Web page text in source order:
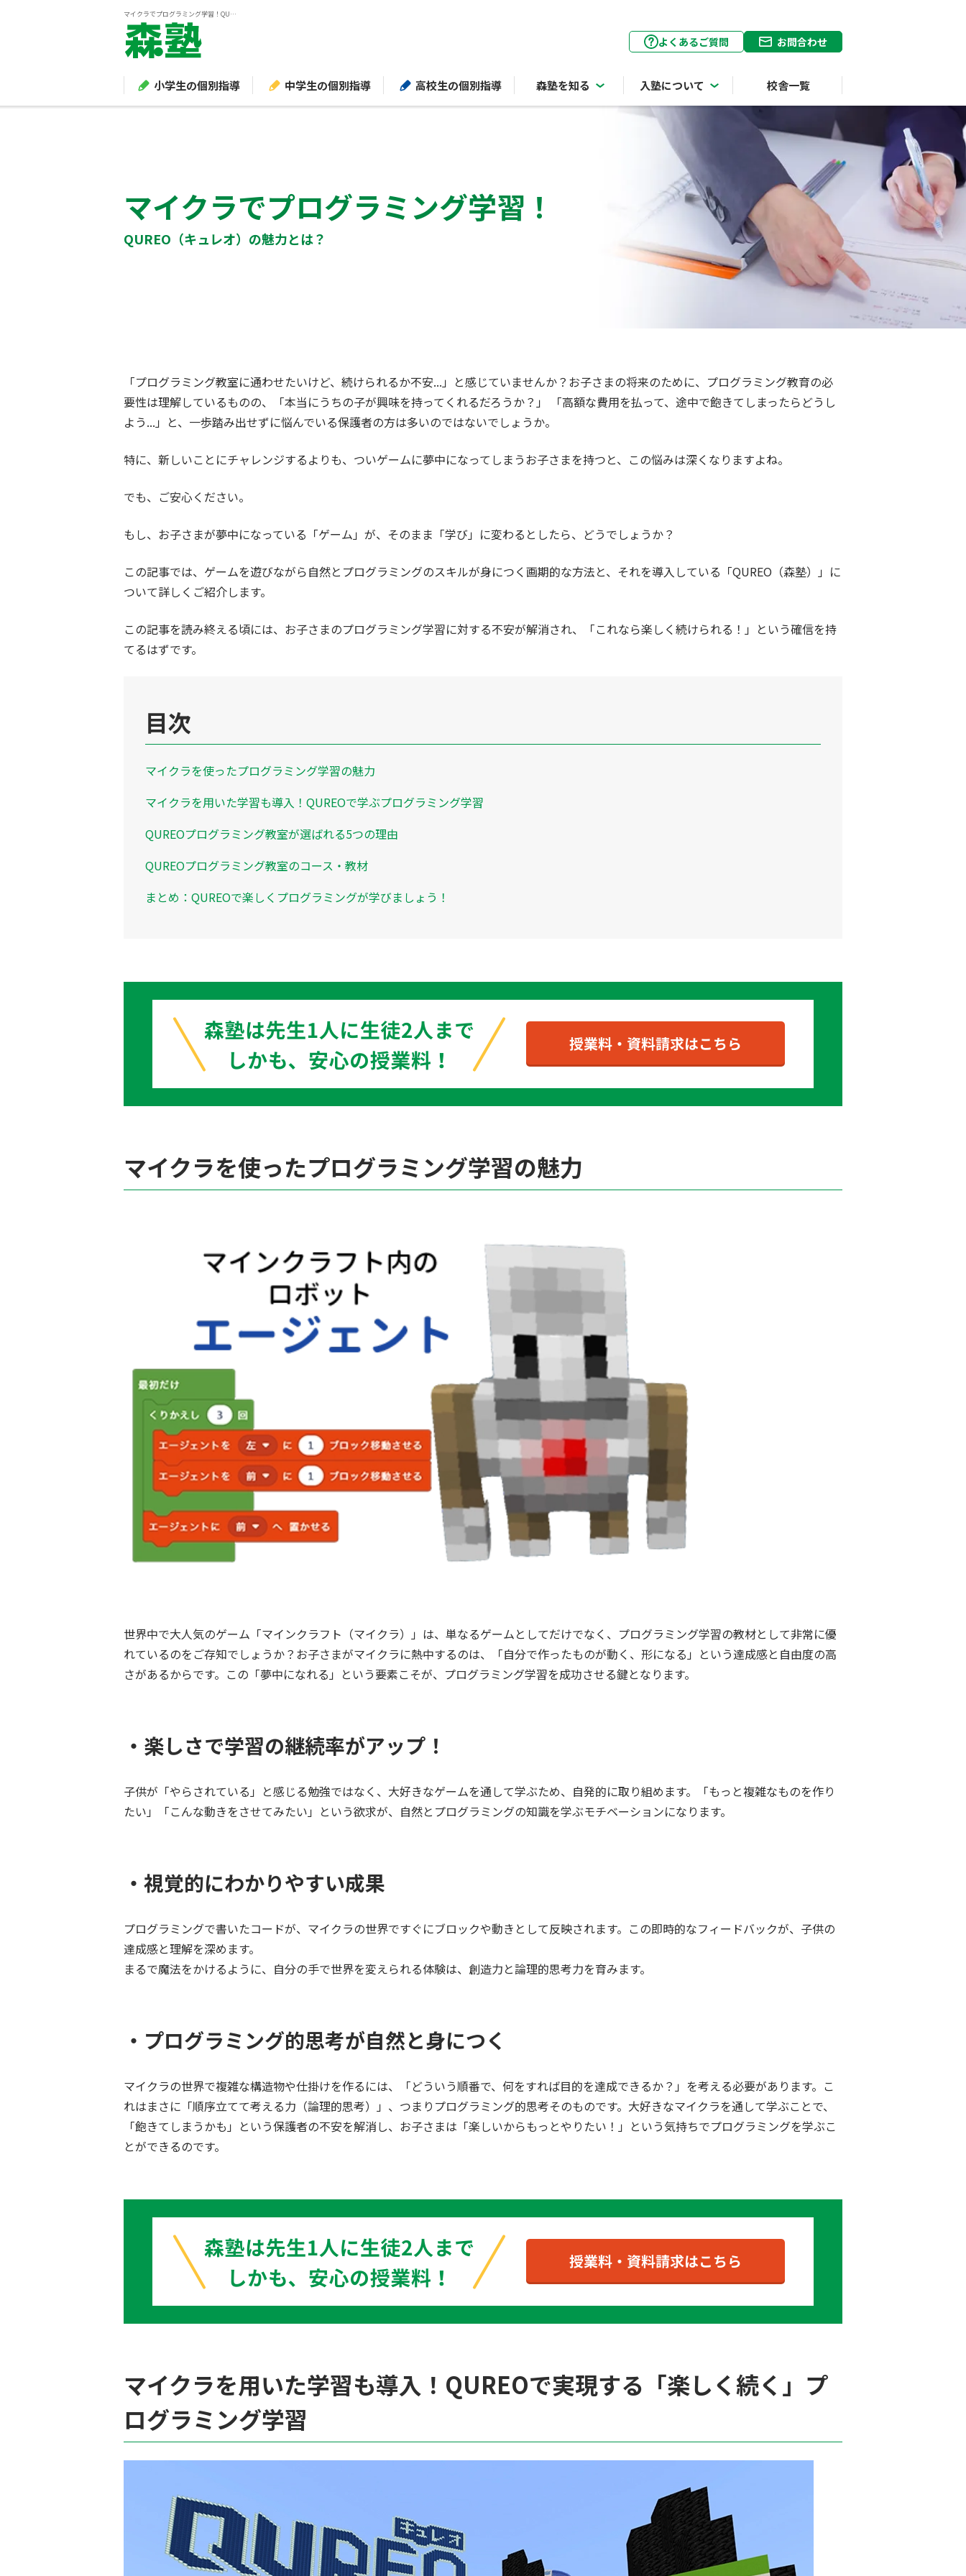
マイクラでプログラミング学習！QUREO（キュレオ）の魅力とは？
小学生の個別指導 中学生の個別指導 高校生の個別指導 森塾を知る 入塾について 校舎一覧
よくあるご質問 お問合わせ
マイクラでプログラミング学習！
QUREO（キュレオ）の魅力とは？
「プログラミング教室に通わせたいけど、続けられるか不安...」と感じていませんか？お子さまの将来のために、プログラミング教育の必
要性は理解しているものの、「本当にうちの子が興味を持ってくれるだろうか？」 「高額な費用を払って、途中で飽きてしまったらどうし
よう... 」と、一歩踏み出せずに悩んでいる保護者の方は多いのではないでしょうか。
特に、新しいことにチャレンジするよりも、ついゲームに夢中になってしまうお子さまを持つと、この悩みは深くなりますよね。
でも、ご安心ください。
もし、お子さまが夢中になっている「ゲーム」が、そのまま「学び」に変わるとしたら、どうでしょうか？
この記事では、ゲームを遊びながら自然とプログラミングのスキルが身につく画期的な方法と、それを導入している「QUREO （森塾）」に
ついて詳しくご紹介します。
この記事を読み終える頃には、お子さまのプログラミング学習に対する不安が解消され、「これなら楽しく続けられる！」という確信を持
てるはずです。
目次
マイクラを使ったプログラミング学習の魅力
マイクラを用いた学習も導入！QUREOで学ぶプログラミング学習
QUREOプログラミング教室が選ばれる5つの理由
QUREOプログラミング教室のコース・教材
まとめ：QUREOで楽しくプログラミングが学びましょう！
マイクラを使ったプログラミング学習の魅力
世界中で大人気のゲーム「マインクラフト（マイクラ）」は、単なるゲームとしてだけでなく、プログラミング学習の教材として非常に優
れているのをご存知でしょうか？お子さまがマイクラに熱中するのは、「自分で作ったものが動く、形になる」という達成感と自由度の高
さがあるからです。この「夢中になれる」という要素こそが、プログラミング学習を成功させる鍵となります。
・楽しさで学習の継続率がアップ！
子供が「やらされている」と感じる勉強ではなく、大好きなゲームを通して学ぶため、自発的に取り組めます。「もっと複雑なものを作り
たい」「こんな動きをさせてみたい」という欲求が、自然とプログラミングの知識を学ぶモチベーションになります。
・視覚的にわかりやすい成果
プログラミングで書いたコードが、マイクラの世界ですぐにブロックや動きとして反映されます。この即時的なフィードバックが、子供の
達成感と理解を深めます。
まるで魔法をかけるように、自分の手で世界を変えられる体験は、創造力と論理的思考力を育みます。
・プログラミング的思考が自然と身につく
マイクラの世界で複雑な構造物や仕掛けを作るには、「どういう順番で、何をすれば目的を達成できるか？」を考える必要があります。こ
れはまさに「順序立てて考える力（論理的思考）」、つまりプログラミング的思考そのものです。大好きなマイクラを通して学ぶことで、
「飽きてしまうかも」という保護者の不安を解消し、お子さまは「楽しいからもっとやりたい！」という気持ちでプログラミングを学ぶこ
とができるのです。
マイクラを用いた学習も導入！QUREOで実現する「楽しく続く」プ
ログラミング学習